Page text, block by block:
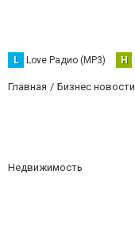
L Love Радио (MP3) Н
Главная Бизнес новости
Недвижимость